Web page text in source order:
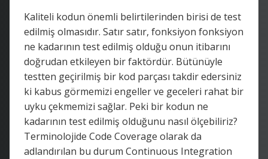
Kaliteli kodun önemli belirtilerinden birisi de test
edilmiş olmasıdır. Satır satır, fonksiyon fonksiyon
ne kadarının test edilmiş olduğu onun itibarını
doğrudan etkileyen bir faktördür. Bütünüyle
testten geçirilmiş bir kod parçası takdir edersiniz
ki kabus görmemizi engeller ve geceleri rahat bir
uyku çekmemizi sağlar. Peki bir kodun ne
kadarının test edilmiş olduğunu nasıl ölçebiliriz?
Terminolojide Code Coverage olarak da
adlandırılan bu durum Continuous Integration